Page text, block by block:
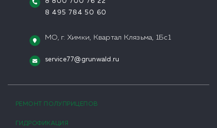
8 495 784 50 60
МО, г. Химки, Квартал Клязьма, 1Бс1
service77@grunwald.ru
РЕМОНТ ПОЛУПРИЦЕПОВ
ГИДРОФИКАЦИЯ